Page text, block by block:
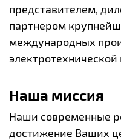
представителем,
партнером
международных
Наша миссия
Наши современные
достижение Ваших